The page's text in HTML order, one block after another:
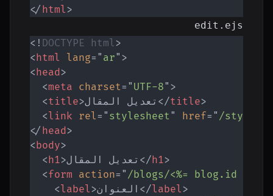
</ html>
edit.ejs
<! DOCTYPE html>
<html lang= " ar" >
<head>
<meta charset= " UTF-8" >
<title>تعديل المقال </title>
<link rel= " stylesheet" href= " /
</ head>
<body>
<h1>تعديل المقال </h1>
<form action= " /blogs/<%= blog.id
<label>العنوان </label>